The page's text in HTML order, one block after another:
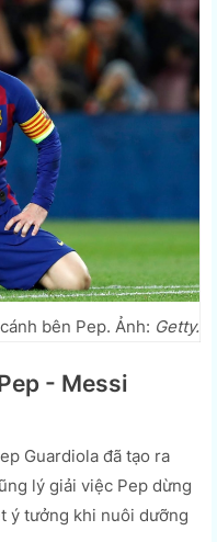
bên Pep. Ảnh: Getty.
- Messi
Guardiola đã tạo ra
lý giải việc Pep dừng
ý tưởng khi nuôi dưỡng